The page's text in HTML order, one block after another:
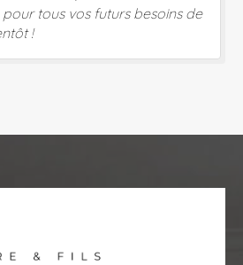
tous vos futurs besoins de
!